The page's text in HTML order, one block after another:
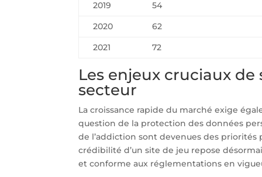
2019
54
2020
62
2021
72
Les enjeux cruciaux
secteur
La croissance rapide du marché exige
question de la protection des données
de l’addiction sont devenues des
crédibilité d’un site de jeu repose
et conforme aux réglementations en